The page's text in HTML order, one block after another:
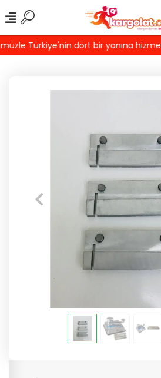
Türkiye'nin dört bir yanına